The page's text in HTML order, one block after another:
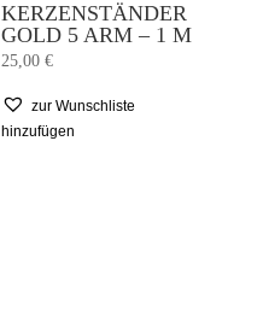
KERZENSTÄNDER
GOLD 5 ARM – 1 M
25,00€
zur Wunschliste
hinzufügen